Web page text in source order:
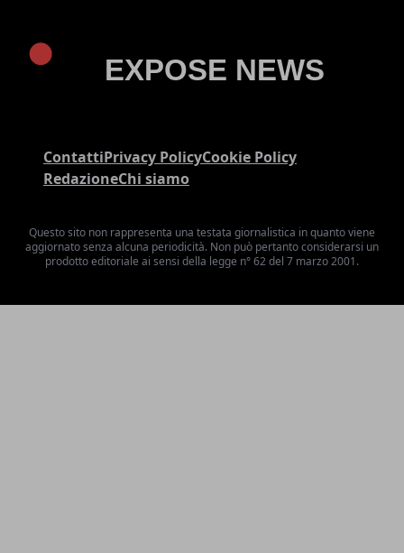
ContattiPrivacy PolicyCookie Policy
RedazioneChi siamo
Questo sito non rappresenta una testata giornalistica in quanto viene
aggiornato senza alcuna periodicità. Non può pertanto considerarsi un
prodotto editoriale ai sensi della legge n° 62 del 7 marzo 2001.